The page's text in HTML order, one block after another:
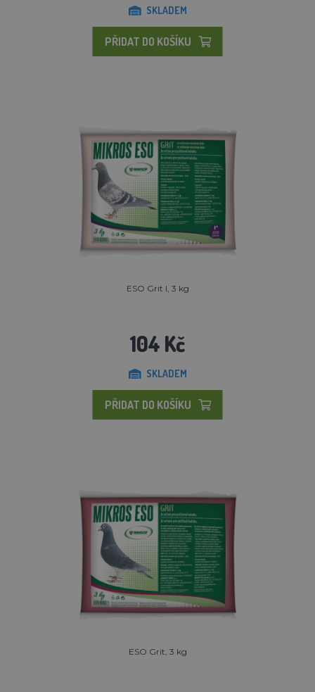
SKLADEM
PŘIDAT DO KOŠÍKU
ESO Grit I, 3 kg
104 Kč
SKLADEM
PŘIDAT DO KOŠÍKU
ESO Grit, 3 kg